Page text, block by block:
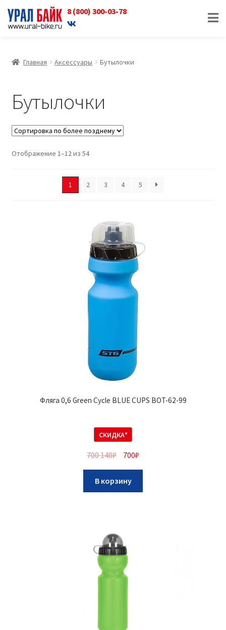
8 (800) 300-03-78
Перейти
к
Перейти
к
Главная Аксессуары Бутылочки
Бутылочки
Отображение 1–12 из 54
1 2 3 4 5
Фляга 0,6 Green Cycle BLUE CUPS BOT-62-99
СКИДКА*
700 140₽ 700₽
В корзину